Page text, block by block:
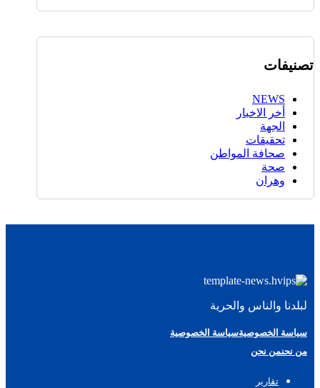
تصنيفات
NEWS
أخر الاخبار
الجهة
تحقيقات
صحافة المواطن
صحة
وهران
لبلدنا والناس والحرية
سياسة الخصوصيةسياسة الخصوصية
من نحنمن نحن
تقارير